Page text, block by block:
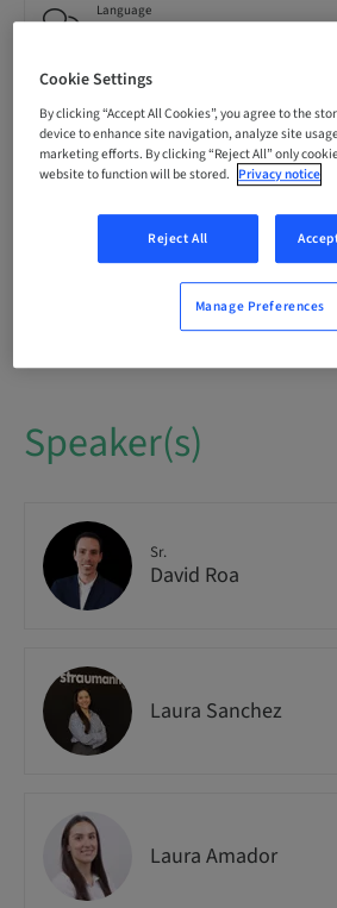
Language
Spanish
Points
0.00 Points
Theoretical
Speaker(s)
Sr.
David Roa
Laura Sanchez
Laura Amador
Cookie Settings
By clicking “Accept All Cookies”, you agree to the
device to enhance site navigation, analyze site
marketing efforts. By clicking “Reject All” only
website to function will be stored. Privacy notice
Reject All
Manage Preferences